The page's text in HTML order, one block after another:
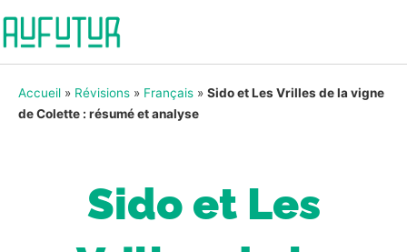
Accueil » Révisions » Français » Sido et Les Vrilles de la vigne
de Colette : résumé et analyse
Sido et Les